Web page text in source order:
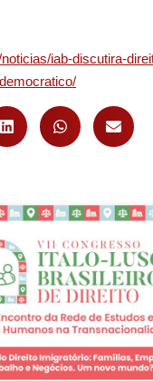
iab-discutira-